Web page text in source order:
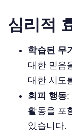
심리적
학습된 무
대한 믿음
대한 시도
회피 행동:
활동을 포
있습니다.